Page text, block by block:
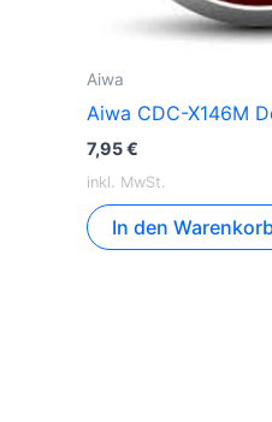
Aiwa
Aiwa CDC-X146M
7,95€
inkl. MwSt.
In den